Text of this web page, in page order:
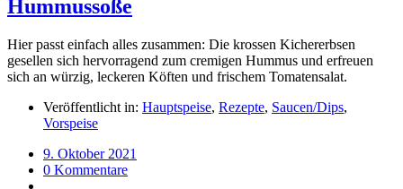
Hummussoße
Hier passt einfach alles zusammen: Die krossen Kichererbsen
gesellen sich hervorragend zum cremigen Hummus und erfreuen
sich an würzig, leckeren Köften und frischem Tomatensalat.
Veröffentlicht in: Hauptspeise, Rezepte, Saucen/Dips,
Vorspeise
9. Oktober 2021
0 Kommentare